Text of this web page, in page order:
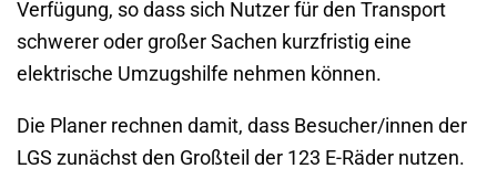
Verfügung, so dass sich Nutzer für den Transport
schwerer oder großer Sachen kurzfristig eine
elektrische Umzugshilfe nehmen können.
Die Planer rechnen damit, dass Besucher/innen der
LGS zunächst den Großteil der 123 E-Räder nutzen.